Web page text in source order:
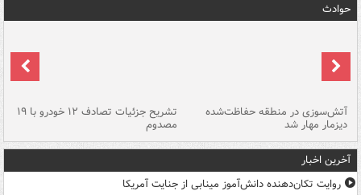
حوادث
آتش‌سوزی در منطقه حفاظت‌شده
دیزمار مهار شد
تشریح جزئیات تصادف ۱۲ خودرو با ۱۹
مصدوم
آخرین اخبار
روایت تکان‌دهنده دانش‌آموز مینابی از جنایت آمریکا